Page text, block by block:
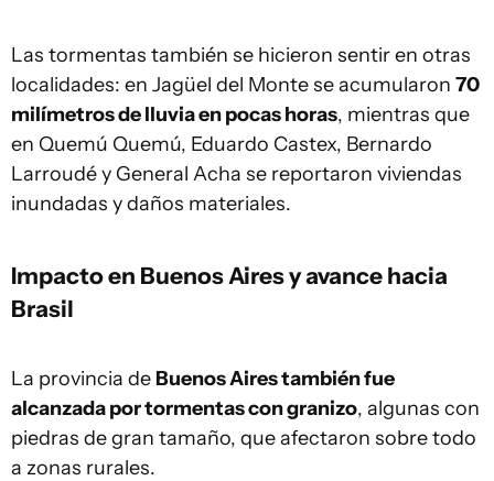
Las tormentas también se hicieron sentir en otras
localidades: en Jagüel del Monte se acumularon 70
milímetros de lluvia en pocas horas, mientras que
en Quemú Quemú, Eduardo Castex, Bernardo
Larroudé y General Acha se reportaron viviendas
inundadas y daños materiales.
Impacto en Buenos Aires y avance hacia
Brasil
La provincia de Buenos Aires también fue
alcanzada por tormentas con granizo, algunas con
piedras de gran tamaño, que afectaron sobre todo
a zonas rurales.